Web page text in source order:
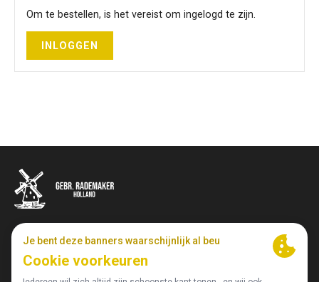
Om te bestellen, is het vereist om ingelogd te zijn.
INLOGGEN
Johan Enschedeweg 98 • 1422 DR Uithoorn • Nederland • T
‭+31 297 59 32 13‬
info@rademakerdairy.nl